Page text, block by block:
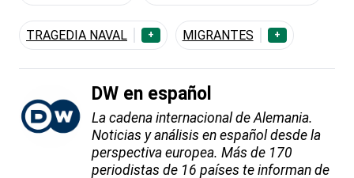
TRAGEDIA NAVAL + MIGRANTES +
DW en español
La cadena internacional de Alemania.
Noticias y análisis en español desde la
perspectiva europea. Más de 170
periodistas de 16 países te informan de